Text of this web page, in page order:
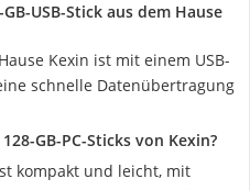
USB-Stick aus dem Hause
Kexin ist mit einem USB-
schnelle Datenübertragung
GB-PC-Sticks von Kexin?
kompakt und leicht, mit